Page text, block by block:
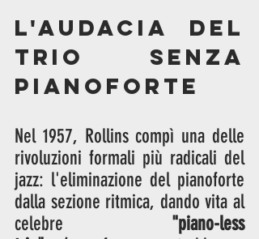
L'audacia del
Trio senza
pianoforte
Nel 1957, Rollins compì una delle
rivoluzioni formali più radicali del
jazz: l'eliminazione del pianoforte
dalla sezione ritmica, dando vita al
celebre "piano-less